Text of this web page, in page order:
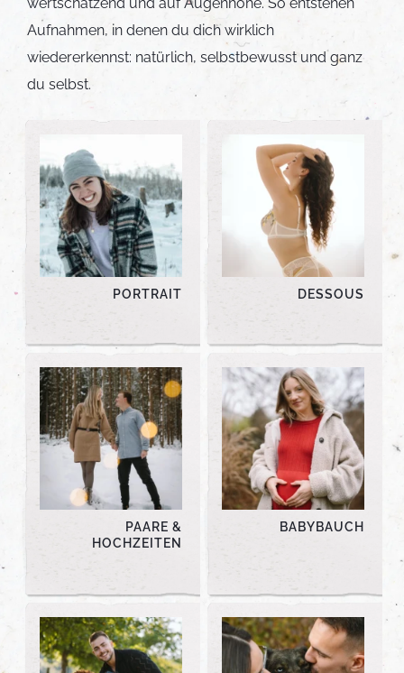
wertschätzend und auf Augenhöhe. So entstehen
Aufnahmen, in denen du dich wirklich
wiedererkennst: natürlich, selbstbewusst und ganz
du selbst.
PORTRAIT DESSOUS
PAARE &
HOCHZEITEN
BABYBAUCH